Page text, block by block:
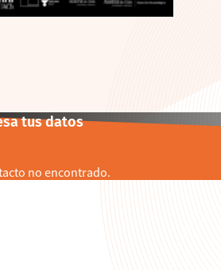
tus datos
no encontrado.